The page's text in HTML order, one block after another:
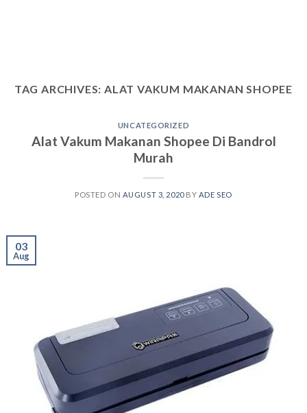
TAG ARCHIVES:ALAT VAKUM MAKANAN SHOPEE
UNCATEGORIZED
Alat Vakum Makanan Shopee Di Bandrol
Murah
POSTED ON AUGUST 3, 2020BY ADE SEO
03
Aug